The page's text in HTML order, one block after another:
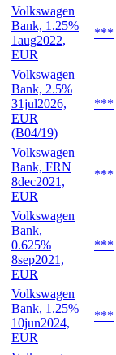
Volkswagen
Bank, 1.25%
1aug2022,
EUR
***
Volkswagen
Bank, 2.5%
31jul2026,
EUR
(B04/19)
***
Volkswagen
Bank, FRN
8dec2021,
EUR
***
Volkswagen
Bank,
0.625%
8sep2021,
EUR
***
Volkswagen
Bank, 1.25%
10jun2024,
EUR
***